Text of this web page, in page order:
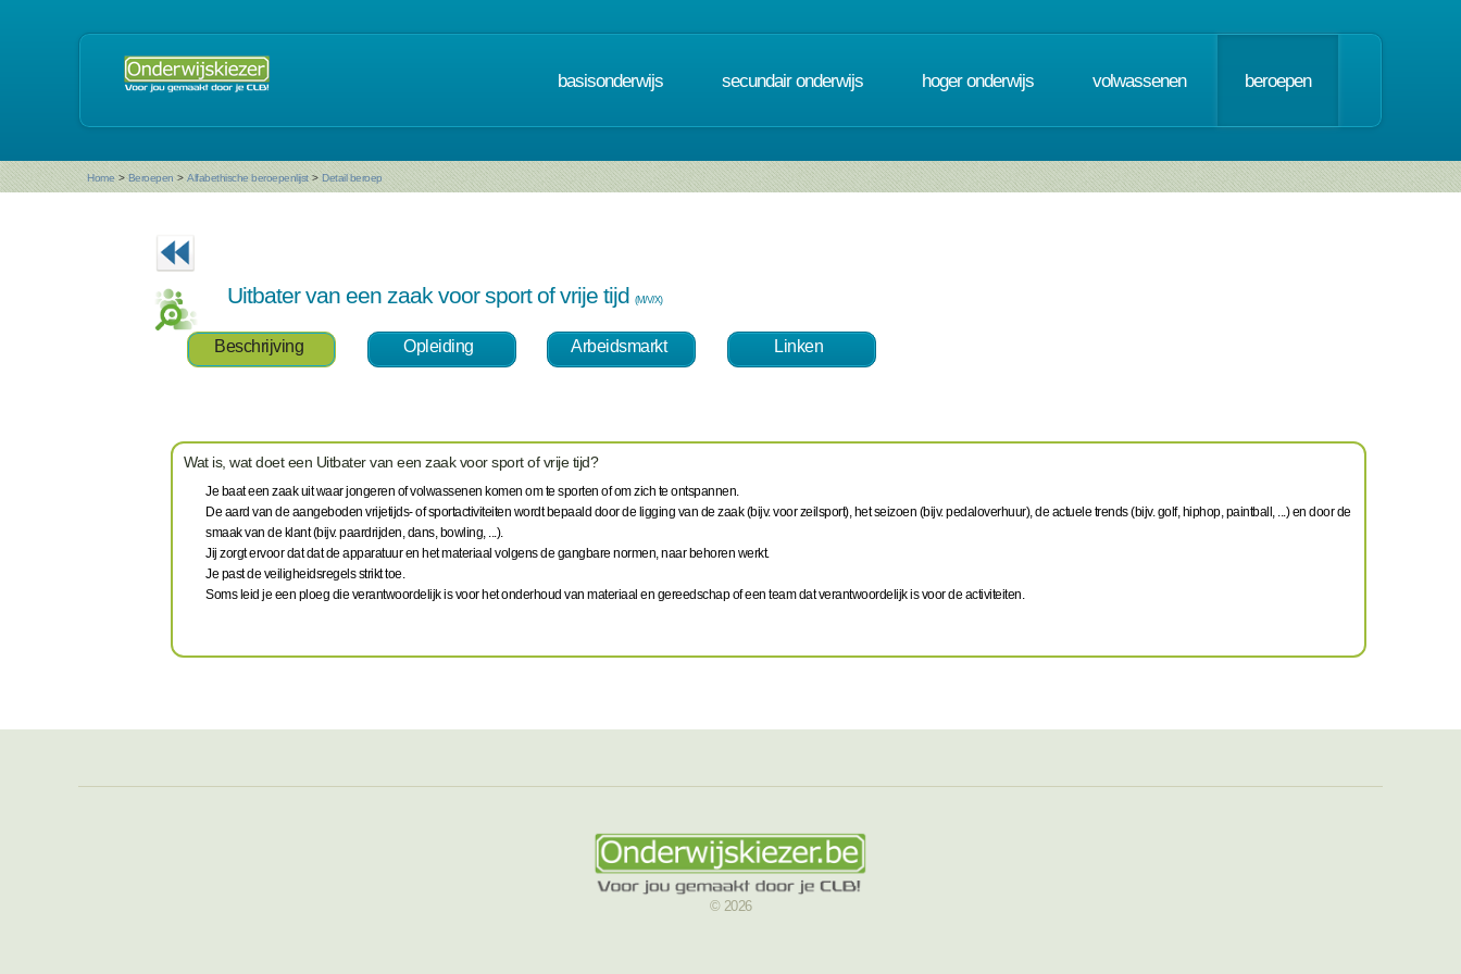
basisonderwijs secundair onderwijs hoger onderwijs volwassenen beroepen
Home > Beroepen > Alfabethische beroepenlijst > Detail beroep
Uitbater van een zaak voor sport of vrije tijd (M/V/X)
Beschrijving Opleiding Arbeidsmarkt Linken
Wat is, wat doet een Uitbater van een zaak voor sport of vrije tijd?
Je baat een zaak uit waar jongeren of volwassenen komen om te sporten of om zich te ontspannen.
De aard van de aangeboden vrijetijds- of sportactiviteiten wordt bepaald door de ligging van de zaak (bijv. voor zeilsport), het seizoen (bijv. pedaloverhuur), de actuele trends (bijv. golf, hiphop, paintball, ...) en door de
smaak van de klant (bijv. paardrijden, dans, bowling, ...).
Jij zorgt ervoor dat dat de apparatuur en het materiaal volgens de gangbare normen, naar behoren werkt.
Je past de veiligheidsregels strikt toe.
Soms leid je een ploeg die verantwoordelijk is voor het onderhoud van materiaal en gereedschap of een team dat verantwoordelijk is voor de activiteiten.
© 2026